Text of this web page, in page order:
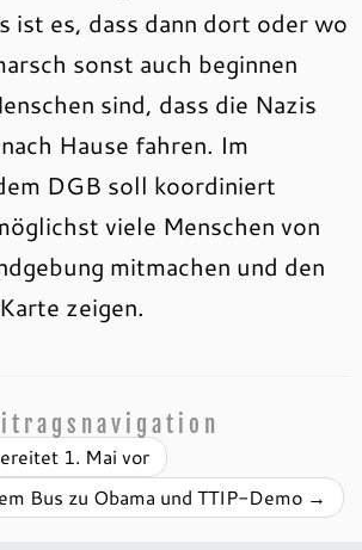
ist es, dass dann dort oder wo
sonst auch beginnen
sind, dass die Nazis
Hause fahren. Im
DGB soll koordiniert
viele Menschen von
mitmachen und den
zeigen.
1. Mai vor
Bus zu Obama und TTIP-Demo →